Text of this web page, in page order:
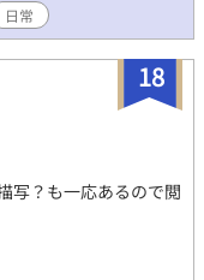
は関係ありません。
日常
18
？も一応あるので閲